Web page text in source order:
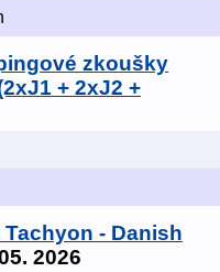
zkoušky
+ 2xJ2 +
Tachyon - Danish
2026